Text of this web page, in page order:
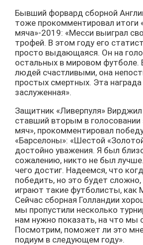
Бывший форвард сборной
тоже прокомментировал итоги
мяча»-2019: «Месси выиграл
трофей. В этом году его
просто выдающаяся. Он на
остальных в мировом футболе.
людей счастливыми, она
простых смертных. Эта
заслуженная».
Защитник «Ливерпуля»
ставший вторым в голосовании
мяч», прокомментировал
«Барселоны»: «Шестой
достойно уважения. Я был
сожалению, никто не был
чего достиг. Надеемся, что
победить, но это будет
играют такие футболисты, как
Сейчас сборная Голландии
мы пропустили несколько
нам нужно показать, на что мы
Посмотрим, поможет ли это
подиум в следующем году».